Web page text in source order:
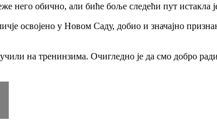
него обично, али биће боље следећи пут истакла
освојено у Новом Саду, добио и значајно
на тренинзима. Очигледно је да смо добро